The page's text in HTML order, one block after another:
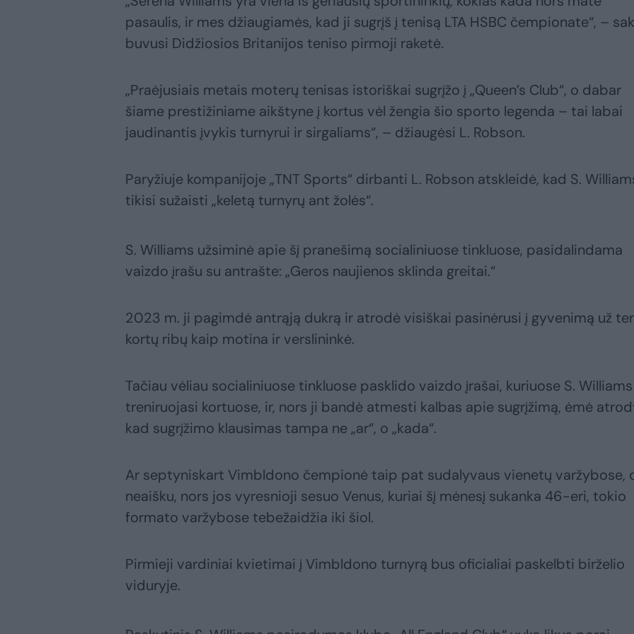
pasaulis, ir mes džiaugiamės, kad ji sugrįš į tenisą LTA HSBC čempionate“, –
buvusi Didžiosios Britanijos teniso pirmoji raketė.
„Praėjusiais metais moterų tenisas istoriškai sugrįžo į „Queen’s Club“, o dabar
šiame prestižiniame aikštyne į kortus vėl žengia šio sporto legenda – tai labai
jaudinantis įvykis turnyrui ir sirgaliams“, – džiaugėsi L. Robson.
Paryžiuje kompanijoje „TNT Sports“ dirbanti L. Robson atskleidė, kad S.
tikisi sužaisti „keletą turnyrų ant žolės“.
S. Williams užsiminė apie šį pranešimą socialiniuose tinkluose, pasidalindama
vaizdo įrašu su antrašte: „Geros naujienos sklinda greitai.“
2023 m. ji pagimdė antrąją dukrą ir atrodė visiškai pasinėrusi į gyvenimą už
kortų ribų kaip motina ir verslininkė.
Tačiau vėliau socialiniuose tinkluose pasklido vaizdo įrašai, kuriuose S.
treniruojasi kortuose, ir, nors ji bandė atmesti kalbas apie sugrįžimą, ėmė
kad sugrįžimo klausimas tampa ne „ar“, o „kada“.
Ar septyniskart Vimbldono čempionė taip pat sudalyvaus vienetų varžybose,
neaišku, nors jos vyresnioji sesuo Venus, kuriai šį mėnesį sukanka 46-eri, tokio
formato varžybose tebežaidžia iki šiol.
Pirmieji vardiniai kvietimai į Vimbldono turnyrą bus oficialiai paskelbti birželio
viduryje.